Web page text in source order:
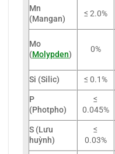
Mn
(Mangan)
≤ 2.0%
Mo
(Molypden)
0%
Si (Silic)
≤ 0.1%
P
(Photpho)
≤
0.045%
S (Lưu
huỳnh)
≤
0.03%